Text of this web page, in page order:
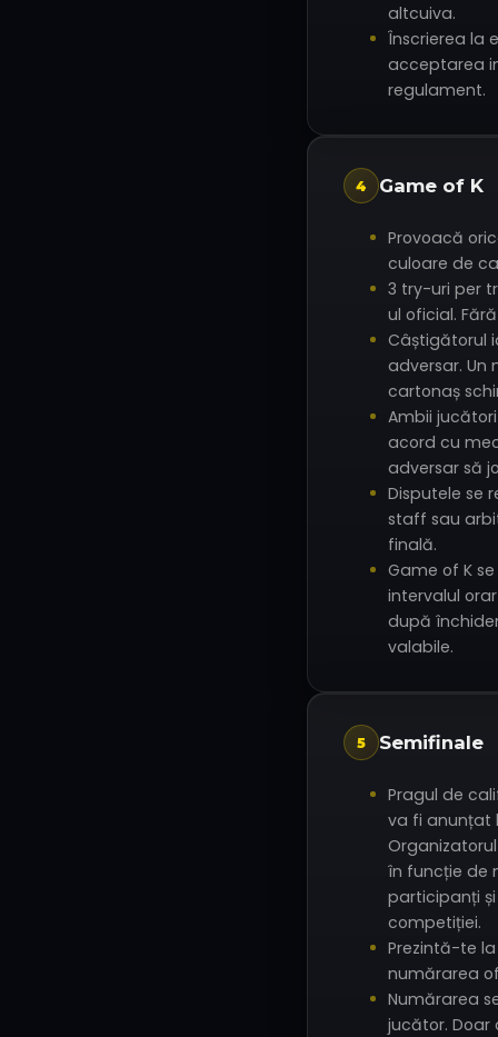
altcuiva.
Înscrierea la
acceptarea
regulament.
4 Game of K
Provoacă
culoare de
3 try-uri per
ul oficial.
Câștigătorul
adversar. Un
cartonaș
Ambii
acord cu
adversar să
Disputele se
staff sau
finală.
Game of K
intervalul
după
valabile.
5 Semifinale
Pragul de
va fi anunțat
în funcție de
participanți
competiției.
Prezintă-te
numărarea
Numărarea
jucător.